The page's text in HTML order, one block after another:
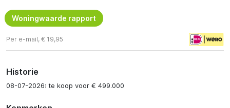
Woningwaarde rapport
Per e-mail, € 19,95
Historie
08-07-2026: te koop voor € 499.000